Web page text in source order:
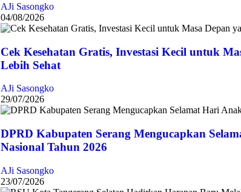
AJi Sasongko
04/08/2026
Cek Kesehatan Gratis, Investasi Kecil untuk
Lebih Sehat
AJi Sasongko
29/07/2026
DPRD Kabupaten Serang Mengucapkan
Nasional Tahun 2026
AJi Sasongko
23/07/2026